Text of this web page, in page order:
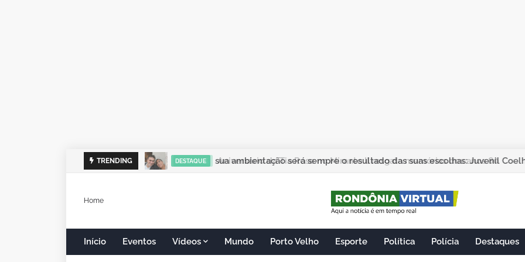
TRENDING DESTAQUE sua ambientação será sempre o resultado das suas escolhas: Juvenil
Home
Início Eventos Vídeos Mundo Porto Velho Esporte Política Polícia Destaques